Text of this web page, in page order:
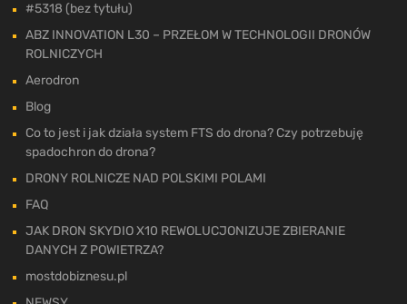
#5318 (bez tytułu)
ABZ INNOVATION L30 – PRZEŁOM W TECHNOLOGII DRONÓW
ROLNICZYCH
Aerodron
Blog
Co to jest i jak działa system FTS do drona? Czy potrzebuję
spadochron do drona?
DRONY ROLNICZE NAD POLSKIMI POLAMI
FAQ
JAK DRON SKYDIO X10 REWOLUCJONIZUJE ZBIERANIE
DANYCH Z POWIETRZA?
mostdobiznesu.pl